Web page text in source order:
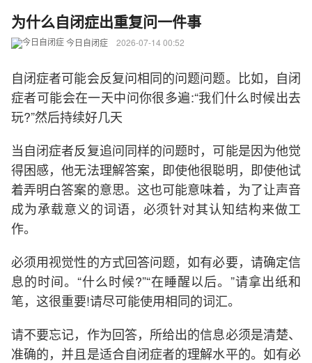
为什么自闭症出重复问一件事
今日自闭症 2026-07-14 00:52
自闭症者可能会反复问相同的问题问题。比如，自闭
症者可能会在一天中问你很多遍:“我们什么时候出去
玩?”然后持续好几天
当自闭症者反复追问同样的问题时，可能是因为他觉
得困感，他无法理解答案，即使他很聪明，即使他试
着弄明白答案的意思。这也可能意味着，为了让声音
成为承载意义的词语，必须针对其认知结构来做工
作。
必须用视觉性的方式回答问题，如有必要，请确定信
息的时间。“什么时候?”“在睡醒以后。”请拿出纸和
笔，这很重要!请尽可能使用相同的词汇。
请不要忘记，作为回答，所给出的信息必须是清楚、
准确的，并且是适合自闭症者的理解水平的。如有必